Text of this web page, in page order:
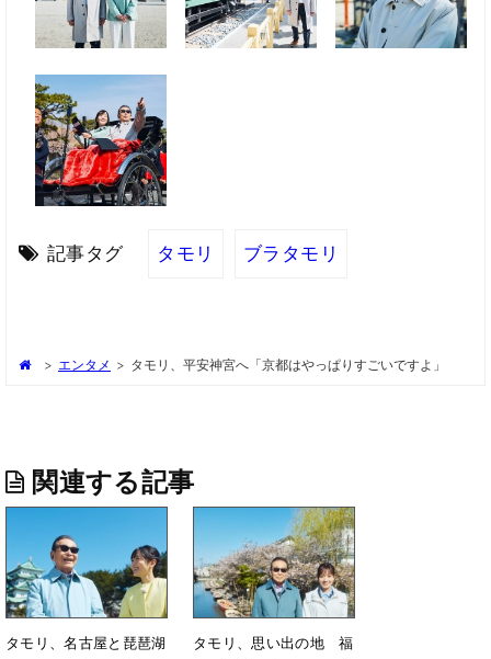
記事タグ タモリ ブラタモリ
> エンタメ > タモリ、平安神宮へ「京都はやっぱりすごいですよ」
関連する記事
タモリ、名古屋と琵琶湖
タモリ、思い出の地 福